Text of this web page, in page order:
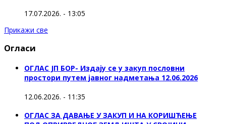
17.07.2026. - 13:05
Прикажи све
Огласи
ОГЛАС ЈП БОР- Издају се у закуп пословни
простори путем јавног надметања 12.06.2026
12.06.2026. - 11:35
ОГЛАС ЗА ДАВАЊЕ У ЗАКУП И НА КОРИШЋЕЊЕ